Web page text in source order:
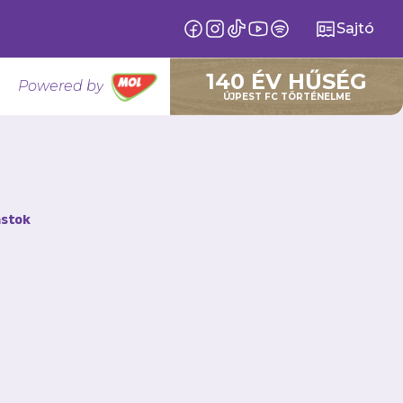
Sajtó
Powered by 140 ÉV HŰSÉG
ÚJPEST FC TÖRTÉNELME
bajnokságban,